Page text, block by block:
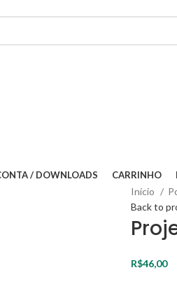
/ DOWNLOADS CARRINHO
Início
Back to
R$46,00